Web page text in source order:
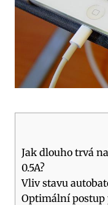
Jak dlouho trvá
0.5A?
Vliv stavu
Optimální postup